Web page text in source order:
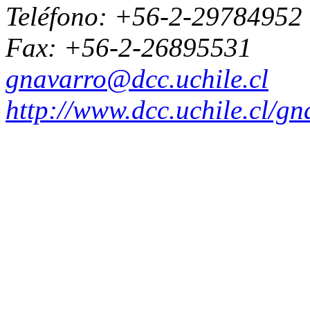
Teléfono: +56-2-29784952
Fax: +56-2-26895531
gnavarro@dcc.uchile.cl
http://www.dcc.uchile.cl/